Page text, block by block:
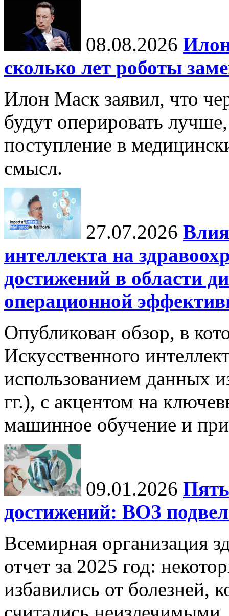
08.08.2026
сколько лет роботы
Илон Маск заявил, что
будут оперировать
поступление в
смысл.
27.07.2026
интеллекта на
достижений в области
операционной
Опубликован обзор, в
Искусственного
использованием данных
гг.), с акцентом на
машинное обучение и
09.01.2026
достижений: ВОЗ
Всемирная организация
отчет за 2025 год:
избавились от болезней,